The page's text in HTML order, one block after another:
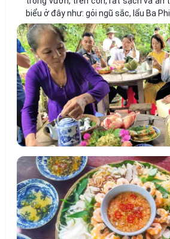
biểu ở đây như: gỏi ngũ sắc, lẩu Ba